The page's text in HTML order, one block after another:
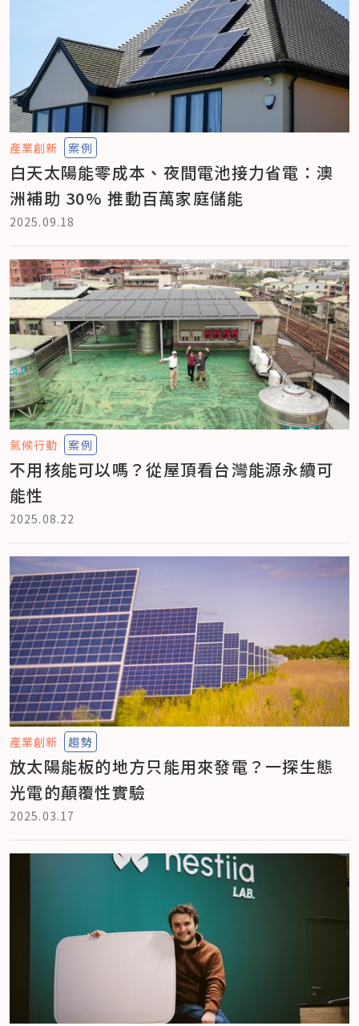
產業創新 案例
白天太陽能零成本、夜間電池接力省電：澳
洲補助 30% 推動百萬家庭儲能
2025.09.18
氣候行動 案例
不用核能可以嗎？從屋頂看台灣能源永續可
能性
2025.08.22
產業創新 趨勢
放太陽能板的地方只能用來發電？一探生態
光電的顛覆性實驗
2025.03.17